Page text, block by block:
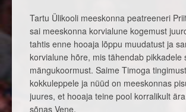
Tartu Ülikooli meeskonna peatreeneri
sai meeskonna korvialune kogemust
tahtis enne hooaja lõppu muudatust ja
korvialune hõre, mis tähendab pikkadele
mängukoormust. Saime Timoga
kokkuleppele ja nüüd on meeskonnas
juures, et hooaja teine pool korralikult
sõnas Vene.